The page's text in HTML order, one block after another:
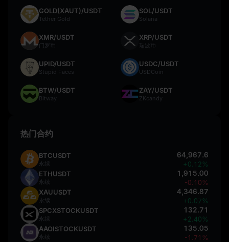
GOLD(XAUT)/USDT
Tether Gold
SOL/USDT
Solana
XMR/USDT
门罗币
XRP/USDT
瑞波币
UPID/USDT
Stupid Faces
USDC/USDT
USDCoin
BTW/USDT
Bitway
ZAY/USDT
ZKcandy
热门合约
BTCUSDT
永续
64,967.6
+0.12%
ETHUSDT
永续
1,915.00
-0.10%
XAUUSDT
永续
4,346.87
+0.07%
SPCXSTOCKUSDT
永续
132.71
+2.40%
AAOISTOCKUSDT
永续
135.05
-1.71%